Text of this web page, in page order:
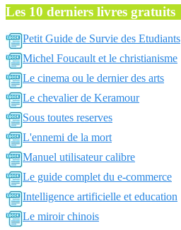
Les 10 derniers livres gratuits
Petit Guide de Survie des Etudiants
Michel Foucault et le christianisme
Le cinema ou le dernier des arts
Le chevalier de Keramour
Sous toutes reserves
L'ennemi de la mort
Manuel utilisateur calibre
Le guide complet du e-commerce
Intelligence artificielle et education
Le miroir chinois